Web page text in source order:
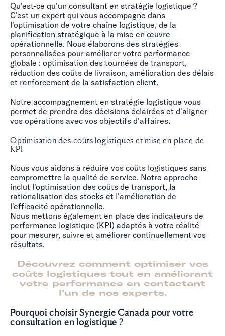
Qu'est-ce qu'un consultant en stratégie logistique ?
C'est un expert qui vous accompagne dans
l'optimisation de votre chaîne logistique, de la
planification stratégique à la mise en œuvre
opérationnelle. Nous élaborons des stratégies
personnalisées pour améliorer votre performance
globale : optimisation des tournées de transport,
réduction des coûts de livraison, amélioration des délais
et renforcement de la satisfaction client.
Notre accompagnement en stratégie logistique vous
permet de prendre des décisions éclairées et d'aligner
vos opérations avec vos objectifs d'affaires.
Optimisation des coûts logistiques et mise en place de
KPI
Nous vous aidons à réduire vos coûts logistiques sans
compromettre la qualité de service. Notre approche
inclut l'optimisation des coûts de transport, la
rationalisation des stocks et l'amélioration de
l'efficacité opérationnelle.
Nous mettons également en place des indicateurs de
performance logistique (KPI) adaptés à votre réalité
pour mesurer, suivre et améliorer continuellement vos
résultats.
Découvrez comment optimiser vos
coûts logistiques tout en améliorant
votre performance en contactant
l’un de nos experts.
Pourquoi choisir Synergie Canada pour votre
consultation en logistique ?